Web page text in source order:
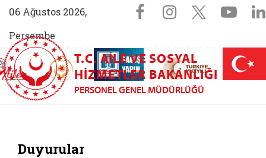
06 Ağustos 2026,
Perşembe
Sosyal
Facebook
Instagram
X
Aile (yeni sekmede açılır)
AİLEM İletişim Merkezi (yeni sekmede açılır)
Aile ve Nüfus On Yılı (yeni sekmede açılır)
Darülaceze bağış sayfası (yeni
T.C. AILE VE SOSYAL
HIZMETLER BAKANLIĞI
PERSONEL GENEL MÜDÜRLÜĞÜ
Duyurular